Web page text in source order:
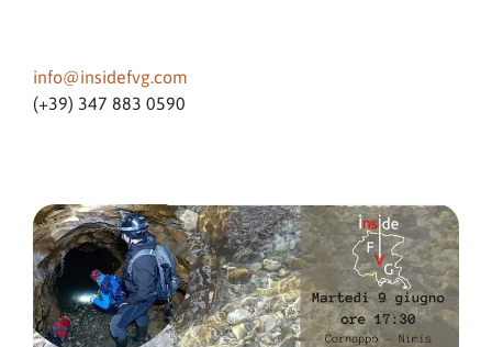
info@insidefvg.com
(+39) 347 883 0590